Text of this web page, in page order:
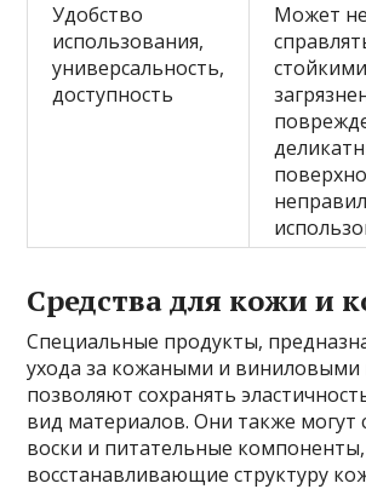
Удобство
использования,
универсальность,
доступность
Может не
стойкими
Средства для кожи и
Специальные продукты,
ухода за кожаными и виниловыми
позволяют сохранять
вид материалов. Они также могут
воски и питательные компоненты,
восстанавливающие структуру